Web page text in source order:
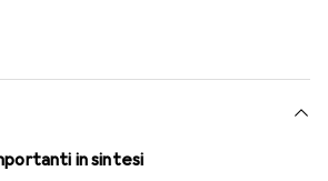
Matrix e la rinomata tecnologia
Comfort e assenza di fastidi per
mensili.
in sintesi